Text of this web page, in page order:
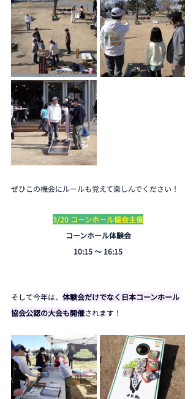
ぜひこの機会にルールも覚えて楽しんでください！
3/20 コーンホール協会主催
コーンホール体験会
10:15 〜 16:15
そして今年は、 体験会だけでなく日本コーンホール
協会公認の大会も開催されます！